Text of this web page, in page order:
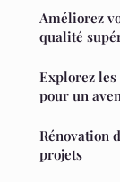
Améliorez
qualité
Explorez
pour un
Rénovation
projets